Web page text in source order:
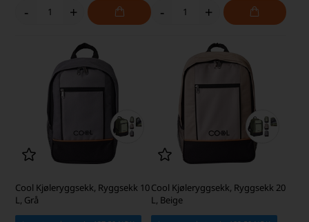
- + - +
Cool Kjøleryggsekk, Ryggsekk 10
L, Grå
Cool Kjøleryggsekk, Ryggsekk 20
L, Beige